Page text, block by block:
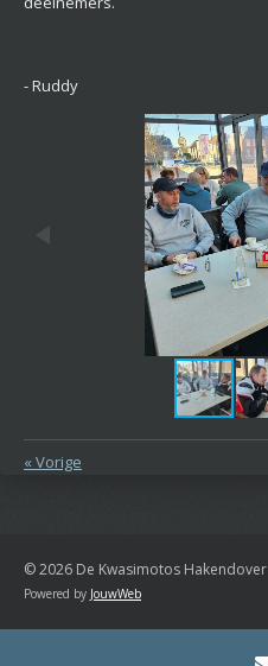
- Ruddy
« Vorige
© 2026 De Kwasimotos Hakendover
Powered by JouwWeb